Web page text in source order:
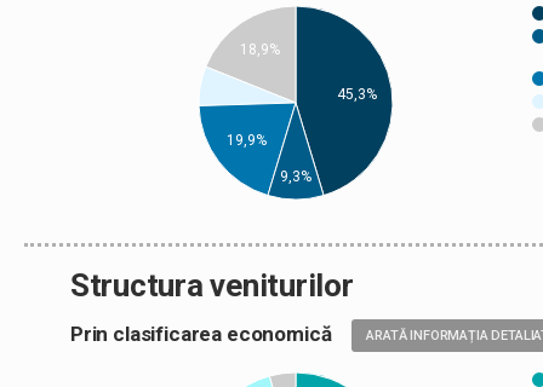
45,3%
18,9%
19,9%
9,3%
Structura veniturilor
Prin clasificarea economică ARATĂ INFORMAȚIA